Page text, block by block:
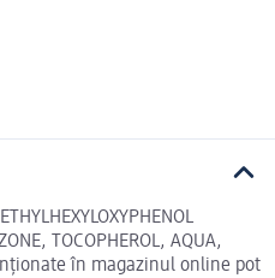
TOCOPHEROL, AQUA,
în magazinul online pot